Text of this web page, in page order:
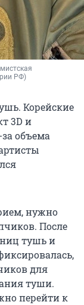
РФ)
Корейские
3D и
объема
нужно
После
тушь и
для
туши.
перейти к